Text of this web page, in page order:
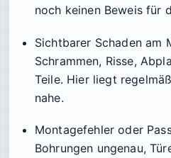
noch keinen Beweis für
Sichtbarer Schaden am
Schrammen, Risse,
Teile. Hier liegt
nahe.
Montagefehler oder
Bohrungen ungenau,